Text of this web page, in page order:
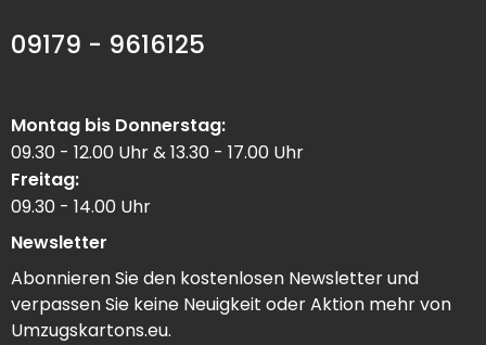
09179 - 9616125
Montag bis Donnerstag:
09.30 - 12.00 Uhr & 13.30 - 17.00 Uhr
Freitag:
09.30 - 14.00 Uhr
Newsletter
Abonnieren Sie den kostenlosen Newsletter und
verpassen Sie keine Neuigkeit oder Aktion mehr von
Umzugskartons.eu.